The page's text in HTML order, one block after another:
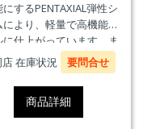
するPENTAXIAL弾性シ
により、軽量で高機能な
に仕上がっています。ま
アバッグ本体が最大3回の
で繰り返し利用可能な
Activation D-air®Racing
ッグを搭載しています。
ジェネレーター(ガス発生
在庫状況 要問合せ
商品詳細